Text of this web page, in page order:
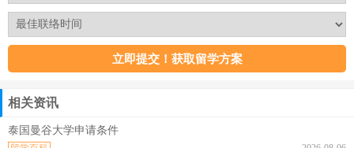
相关资讯
泰国曼谷大学申请条件